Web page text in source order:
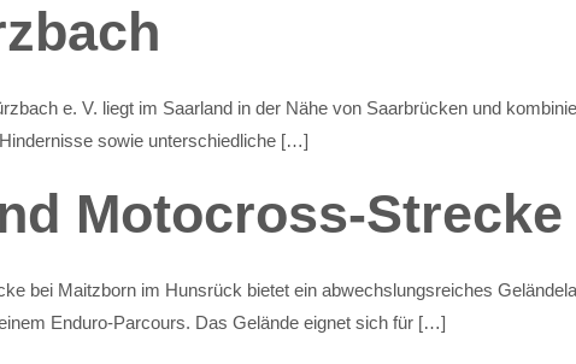
e. V. liegt im Saarland in der Nähe von Saarbrücken und
sowie unterschiedliche […]
Motocross-
bei Maitzborn im Hunsrück bietet ein abwechslungsreiches
Enduro-Parcours. Das Gelände eignet sich für […]